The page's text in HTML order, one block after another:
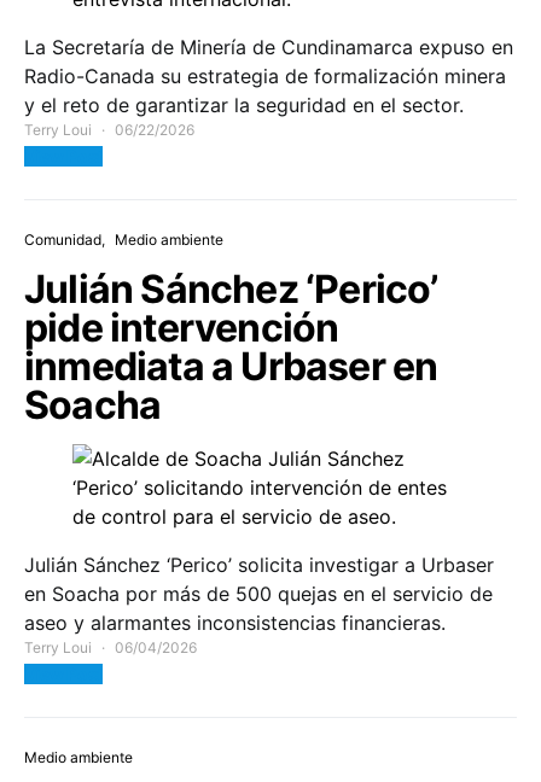
La Secretaría de Minería de Cundinamarca expuso en
Radio-Canada su estrategia de formalización minera
y el reto de garantizar la seguridad en el sector.
Terry Loui 06/22/2026
Comunidad Medio ambiente
Julián Sánchez ‘Perico’
pide intervención
inmediata a Urbaser en
Soacha
Julián Sánchez ‘Perico’ solicita investigar a Urbaser
en Soacha por más de 500 quejas en el servicio de
aseo y alarmantes inconsistencias financieras.
Terry Loui 06/04/2026
Medio ambiente